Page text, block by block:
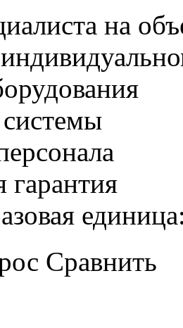
на
Сравнить